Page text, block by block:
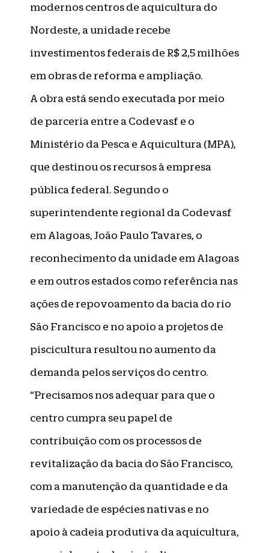
modernos centros de aquicultura do
Nordeste, a unidade recebe
investimentos federais de R$ 2,5 milhões
em obras de reforma e ampliação.
A obra está sendo executada por meio
de parceria entre a Codevasf e o
Ministério da Pesca e Aquicultura (MPA),
que destinou os recursos à empresa
pública federal. Segundo o
superintendente regional da Codevasf
em Alagoas, João Paulo Tavares, o
reconhecimento da unidade em Alagoas
e em outros estados como referência nas
ações de repovoamento da bacia do rio
São Francisco e no apoio a projetos de
piscicultura resultou no aumento da
demanda pelos serviços do centro.
“Precisamos nos adequar para que o
centro cumpra seu papel de
contribuição com os processos de
revitalização da bacia do São Francisco,
com a manutenção da quantidade e da
variedade de espécies nativas e no
apoio à cadeia produtiva da aquicultura,